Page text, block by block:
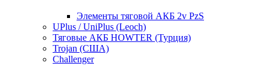
Элементы тяговой АКБ 2v PzS
UPlus / UniPlus (Leoch)
Тяговые АКБ HOWTER (Турция)
Trojan (США)
Challenger